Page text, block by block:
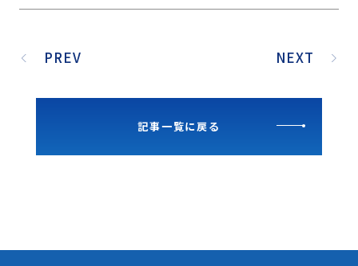
PREV
記事一覧に戻る
NEXT